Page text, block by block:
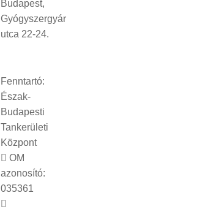
Budapest,
Gyógyszergyár
utca 22-24.
Fenntartó:
Észak-
Budapesti
Tankerületi
Központ
OM
azonosító:
035361